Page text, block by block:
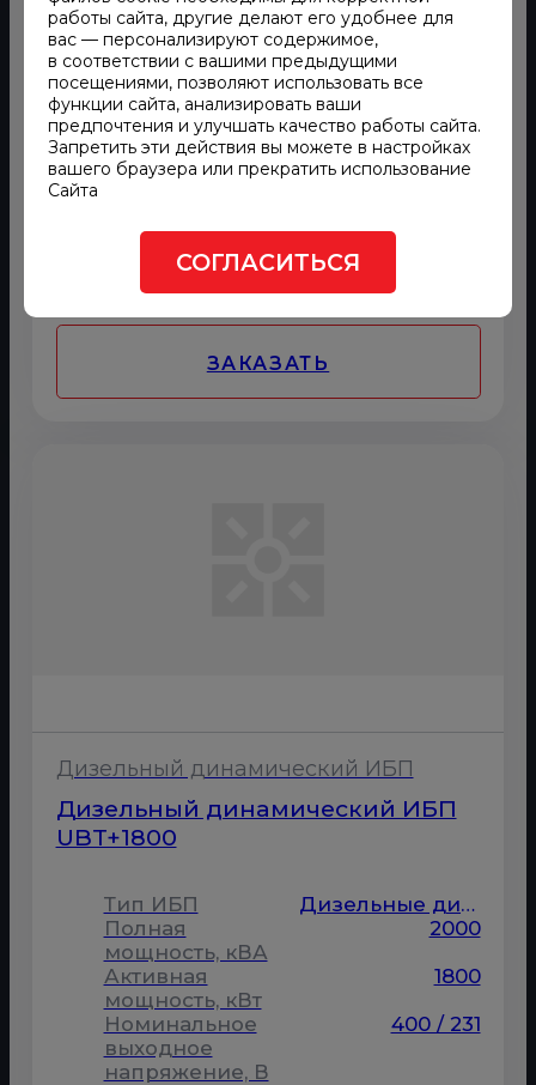
UBT+1500
Тип ИБП
Полная
мощность, кВА
Активная
мощность, кВт
1500
выходное
напряжение, В
ЗАКАЗАТЬ
Дизельный динамический ИБП
Дизельный динамический ИБП
UBT+1800
Тип ИБП
Дизельные динамические
Полная
мощность, кВА
2000
Активная
мощность, кВт
1800
Номинальное
выходное
напряжение, В
400 / 231
работы сайта, другие делают его удобнее для
вас — персонализируют содержимое,
в соответствии с вашими предыдущими
посещениями, позволяют использовать все
функции сайта, анализировать ваши
предпочтения и улучшать качество работы сайта.
Запретить эти действия вы можете в настройках
вашего браузера или прекратить использование
Сайта
СОГЛАСИТЬСЯ